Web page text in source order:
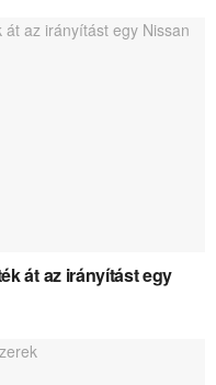
át az irányítást egy